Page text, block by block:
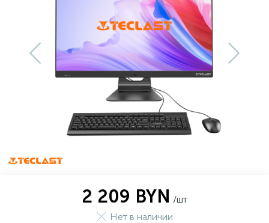
2 209 BYN /шт
Нет в наличии